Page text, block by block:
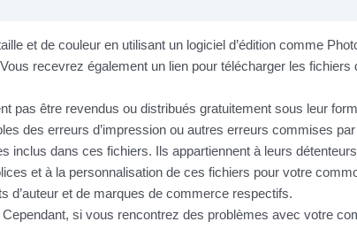
et de couleur en utilisant un logiciel d’édition comme
recevrez également un lien pour télécharger les fichiers
pas être revendus ou distribués gratuitement sous leur
des erreurs d’impression ou autres erreurs commises par
dans ces fichiers. Ils appartiennent à leurs
et à la personnalisation de ces fichiers pour votre
d’auteur et de marques de commerce respectifs.
si vous rencontrez des problèmes avec votre